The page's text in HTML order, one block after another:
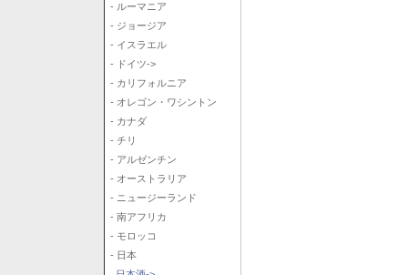
- ルーマニア
- ジョージア
- イスラエル
- ドイツ->
- カリフォルニア
- オレゴン・ワシントン
- カナダ
- チリ
- アルゼンチン
- オーストラリア
- ニュージーランド
- 南アフリカ
- モロッコ
- 日本